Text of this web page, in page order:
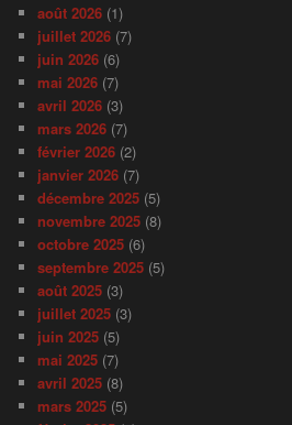
août 2026 (1)
juillet 2026 (7)
juin 2026 (6)
mai 2026 (7)
avril 2026 (3)
mars 2026 (7)
février 2026 (2)
janvier 2026 (7)
décembre 2025 (5)
novembre 2025 (8)
octobre 2025 (6)
septembre 2025 (5)
août 2025 (3)
juillet 2025 (3)
juin 2025 (5)
mai 2025 (7)
avril 2025 (8)
mars 2025 (5)